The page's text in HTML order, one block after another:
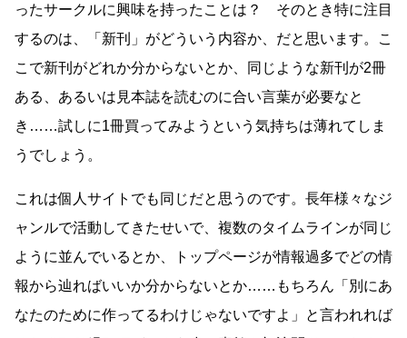
ったサークルに興味を持ったことは？ そのとき特に注目
するのは、「新刊」がどういう内容か、だと思います。こ
こで新刊がどれか分からないとか、同じような新刊が2冊
ある、あるいは見本誌を読むのに合い言葉が必要なと
き……試しに1冊買ってみようという気持ちは薄れてしま
うでしょう。
これは個人サイトでも同じだと思うのです。長年様々なジ
ャンルで活動してきたせいで、複数のタイムラインが同じ
ように並んでいるとか、トップページが情報過多でどの情
報から辿ればいいか分からないとか……もちろん「別にあ
なたのために作ってるわけじゃないですよ」と言われれば